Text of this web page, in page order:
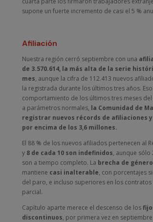
supone un fuerte incremento de casi el 5 %
Afiliación
Nuestra región cerró septiembre con una
de 3.570.614, la más alta de la serie
mes, aunque la cifra de 112.413 nuevos
la registrada durante los últimos tres años. Eso
comportamiento de los últimos tres meses
a parámetros normales, la Comunidad de
registrar nuevos récords de afiliaciones
por encima de los 3,6 millones.
El 88 % de los nuevos afiliados pertenecen al
y 8 de cada 10 son indefinidos, aunque sólo
son a tiempo completo. La brecha de género
mantiene casi inalterable, con porcentajes
del paro, e incluso superiores en los
parcial.
Capítulo aparte merece el descenso de los
discontinuos, por primera vez en